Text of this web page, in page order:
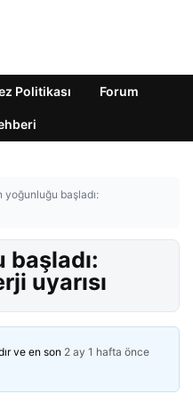
Politikası Forum
yoğunluğu başladı:
uyarısı
ve en son 2 ay 1 hafta önce